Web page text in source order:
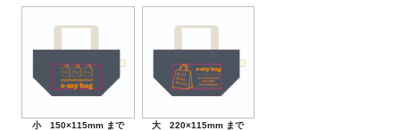
小 150×115mm まで 大 220×115mm まで